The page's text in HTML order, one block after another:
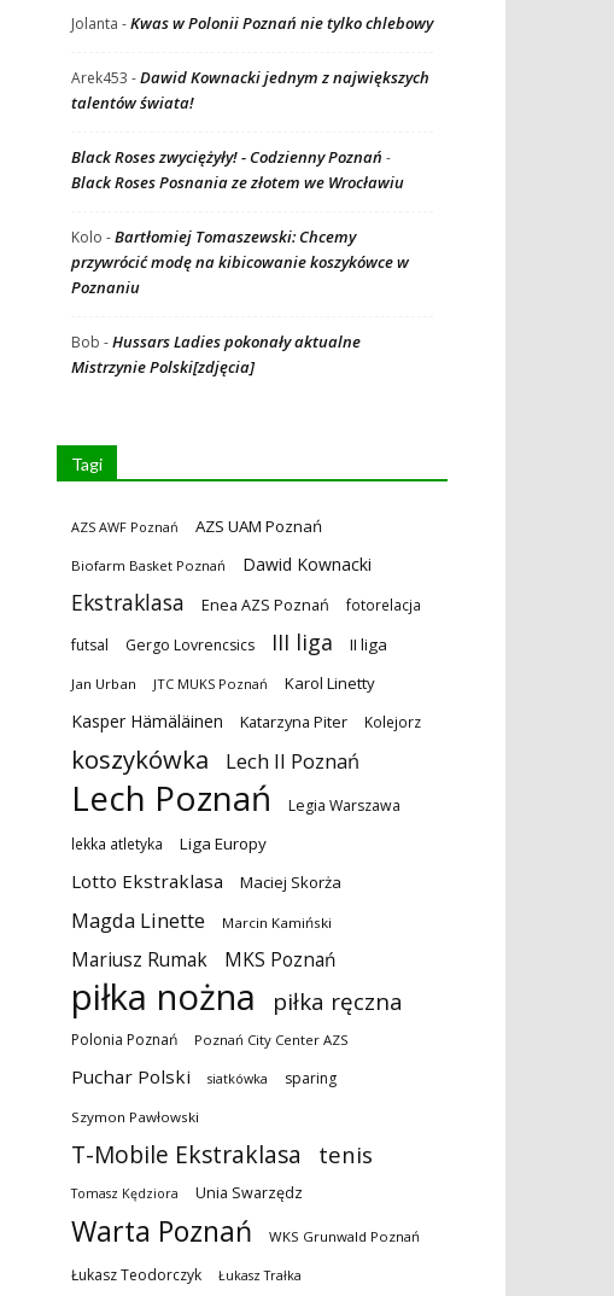
Jolanta -Kwas w Polonii Poznań nie tylko chlebowy
Arek453 -Dawid Kownacki jednym z największych
talentów świata!
Black Roses zwyciężyły! - Codzienny Poznań -
Black Roses Posnania ze złotem we Wrocławiu
Kolo -Bartłomiej Tomaszewski: Chcemy
przywrócić modę na kibicowanie koszykówce w
Poznaniu
Bob -Hussars Ladies pokonały aktualne
Mistrzynie Polski[zdjęcia]
Tagi
AZS AWF Poznań AZS UAM Poznań
Biofarm Basket Poznań Dawid Kownacki
Ekstraklasa Enea AZS Poznań fotorelacja
futsal Gergo Lovrencsics III liga II liga
Jan Urban JTC MUKS Poznań Karol Linetty
Kasper Hämäläinen Katarzyna Piter Kolejorz
koszykówka Lech II Poznań
Lech Poznań Legia Warszawa
lekka atletyka Liga Europy
Lotto Ekstraklasa Maciej Skorża
Magda Linette Marcin Kamiński
Mariusz Rumak MKS Poznań
piłka nożna piłka ręczna
Polonia Poznań Poznań City Center AZS
Puchar Polski siatkówka sparing
Szymon Pawłowski
T-Mobile Ekstraklasa tenis
Tomasz Kędziora Unia Swarzędz
Warta Poznań WKS Grunwald Poznań
Łukasz Teodorczyk Łukasz Trałka